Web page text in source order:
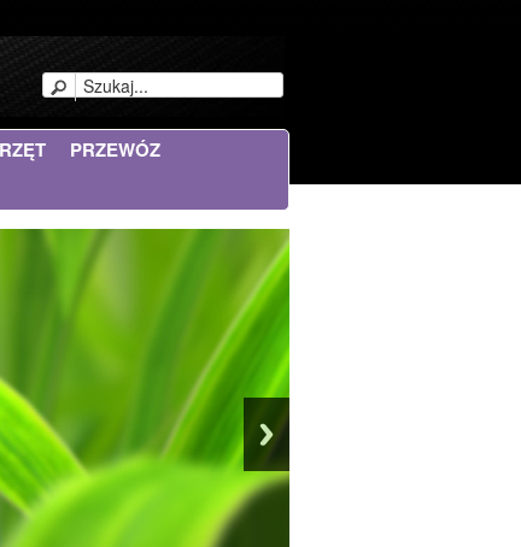
PRZEWÓZ